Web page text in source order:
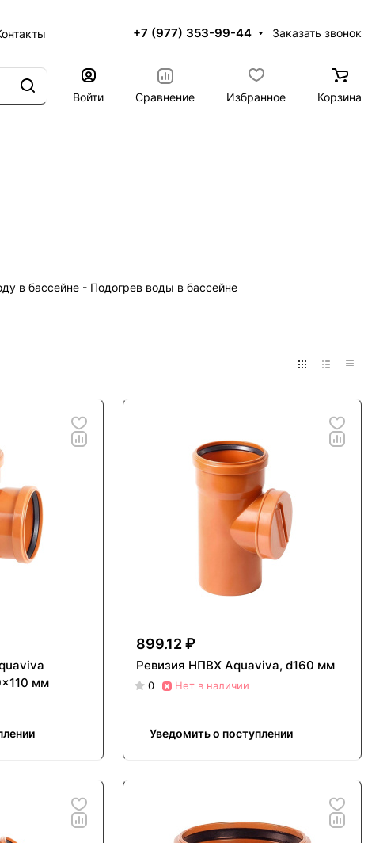
+7 (977) 353-99-44 Заказать звонок
Войти
Сравнение Избранное Корзина
в бассейне - Подогрев воды в бассейне
мм
899.12 ₽
Ревизия НПВХ Aquaviva, d160 мм
0 Нет в наличии
Уведомить о поступлении